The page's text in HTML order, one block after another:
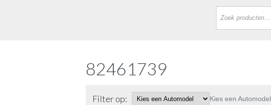
82461739
Filter op: Kies een Automodel